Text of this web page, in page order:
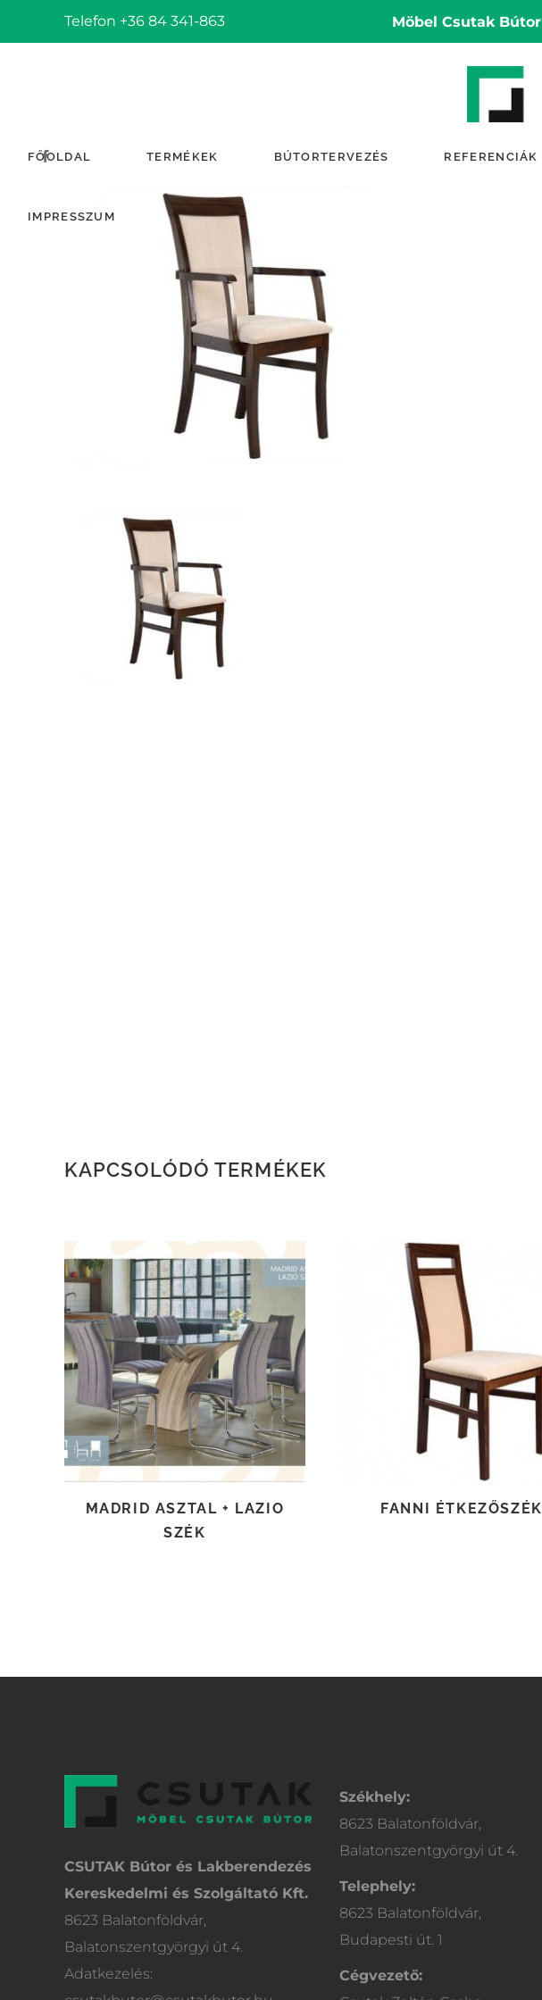
Telefon +36 84 341-863 Möbel Csutak Bútor
FŐOLDAL TERMÉKEK BÚTORTERVEZÉS REFERENCIÁK
IMPRESSZUM
KAPCSOLÓDÓ TERMÉKEK
TOVÁBB OLVASOM
MADRID ASZTAL + LAZIO
SZÉK
TOVÁBB OLVASOM
FANNI ÉTKEZŐSZÉK
CSUTAK Bútor és Lakberendezés
Kereskedelmi és Szolgáltató Kft.
8623 Balatonföldvár,
Balatonszentgyörgyi út 4.
Adatkezelés:
Székhely:
8623 Balatonföldvár,
Balatonszentgyörgyi út 4.
Telephely:
8623 Balatonföldvár,
Budapesti út. 1
Cégvezető: